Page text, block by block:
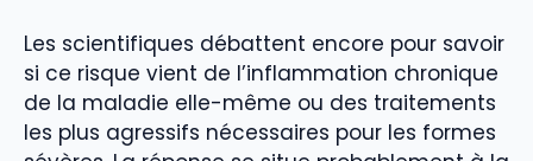
Les scientifiques débattent encore pour savoir
si ce risque vient de l’inflammation chronique
de la maladie elle-même ou des traitements
les plus agressifs nécessaires pour les formes